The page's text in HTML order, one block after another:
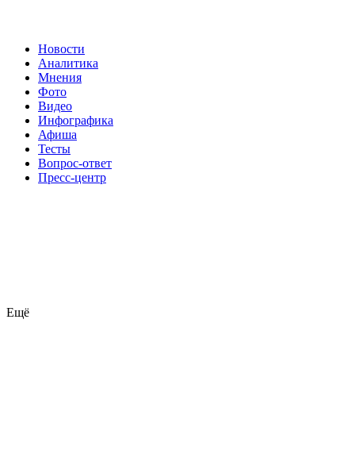
Новости
Аналитика
Мнения
Фото
Видео
Инфографика
Афиша
Тесты
Вопрос-ответ
Пресс-центр
Ещё